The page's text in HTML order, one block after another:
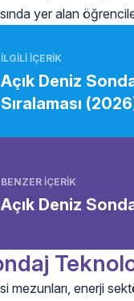
yer alan
İLGİLİ İÇERİK
Açık Deniz
Sıralaması
BENZER İÇERİK
Açık Deniz
mezunları, enerji